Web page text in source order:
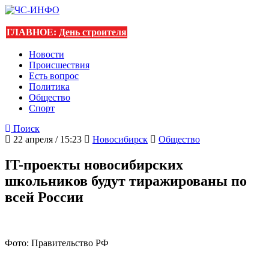
ГЛАВНОЕ: День строителя
Новости
Происшествия
Есть вопрос
Политика
Общество
Спорт
Поиск
22 апреля / 15:23
Новосибирск Общество
IT-проекты новосибирских
школьников будут тиражированы по
всей России
Фото: Правительство РФ